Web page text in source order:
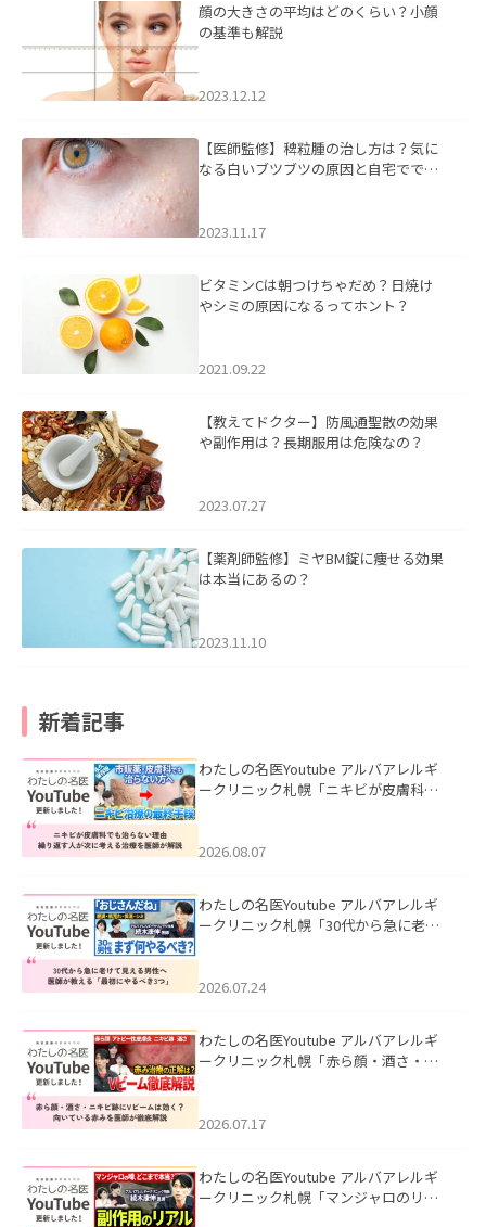
顔の大きさの平均はどのくらい？小顔
の基準も解説
2023.12.12
【医師監修】稗粒腫の治し方は？気に
なる白いブツブツの原因と自宅ででき
2023.11.17
ビタミンCは朝つけちゃだめ？日焼け
やシミの原因になるってホント？
2021.09.22
【教えてドクター】防風通聖散の効果
や副作用は？長期服用は危険なの？
2023.07.27
【薬剤師監修】ミヤBM錠に痩せる効果
は本当にあるの？
2023.11.10
新着記事
わたしの名医Youtube アルバアレルギ
ークリニック札幌「ニキビが皮膚科で
ました。
2026.08.07
わたしの名医Youtube アルバアレルギ
ークリニック札幌「30代から急に老け
た。
2026.07.24
わたしの名医Youtube アルバアレルギ
ークリニック札幌「赤ら顔・酒さ・ニ
した。
2026.07.17
わたしの名医Youtube アルバアレルギ
ークリニック札幌「マンジャロのリア